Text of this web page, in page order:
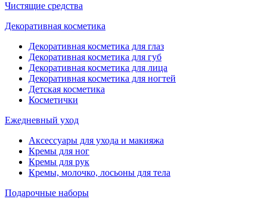
Чистящие средства
Декоративная косметика
Декоративная косметика для глаз
Декоративная косметика для губ
Декоративная косметика для лица
Декоративная косметика для ногтей
Детская косметика
Косметички
Ежедневный уход
Аксессуары для ухода и макияжа
Кремы для ног
Кремы для рук
Кремы, молочко, лосьоны для тела
Подарочные наборы